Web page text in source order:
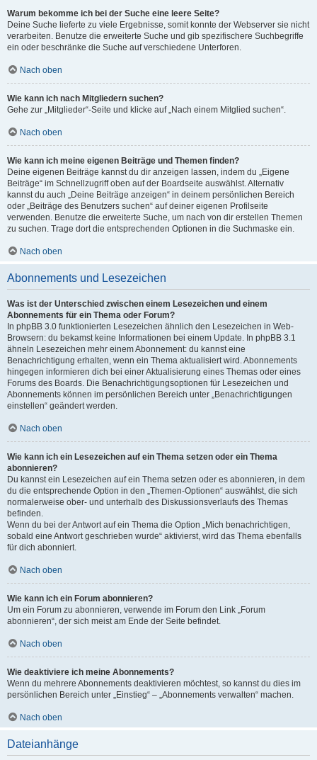
Warum bekomme ich bei der Suche eine leere Seite?
Deine Suche lieferte zu viele Ergebnisse, somit konnte der Webserver sie nicht
verarbeiten. Benutze die erweiterte Suche und gib spezifischere Suchbegriffe
ein oder beschränke die Suche auf verschiedene Unterforen.
Nach oben
Wie kann ich nach Mitgliedern suchen?
Gehe zur „Mitglieder“-Seite und klicke auf „Nach einem Mitglied suchen“.
Nach oben
Wie kann ich meine eigenen Beiträge und Themen finden?
Deine eigenen Beiträge kannst du dir anzeigen lassen, indem du „Eigene
Beiträge“ im Schnellzugriff oben auf der Boardseite auswählst. Alternativ
kannst du auch „Deine Beiträge anzeigen“ in deinem persönlichen Bereich
oder „Beiträge des Benutzers suchen“ auf deiner eigenen Profilseite
verwenden. Benutze die erweiterte Suche, um nach von dir erstellen Themen
zu suchen. Trage dort die entsprechenden Optionen in die Suchmaske ein.
Nach oben
Abonnements und Lesezeichen
Was ist der Unterschied zwischen einem Lesezeichen und einem
Abonnements für ein Thema oder Forum?
In phpBB 3.0 funktionierten Lesezeichen ähnlich den Lesezeichen in Web-
Browsern: du bekamst keine Informationen bei einem Update. In phpBB 3.1
ähneln Lesezeichen mehr einem Abonnement: du kannst eine
Benachrichtigung erhalten, wenn ein Thema aktualisiert wird. Abonnements
hingegen informieren dich bei einer Aktualisierung eines Themas oder eines
Forums des Boards. Die Benachrichtigungsoptionen für Lesezeichen und
Abonnements können im persönlichen Bereich unter „Benachrichtigungen
einstellen“ geändert werden.
Nach oben
Wie kann ich ein Lesezeichen auf ein Thema setzen oder ein Thema
abonnieren?
Du kannst ein Lesezeichen auf ein Thema setzen oder es abonnieren, in dem
du die entsprechende Option in den „Themen-Optionen“ auswählst, die sich
normalerweise ober- und unterhalb des Diskussionsverlaufs des Themas
befinden.
Wenn du bei der Antwort auf ein Thema die Option „Mich benachrichtigen,
sobald eine Antwort geschrieben wurde“ aktivierst, wird das Thema ebenfalls
für dich abonniert.
Nach oben
Wie kann ich ein Forum abonnieren?
Um ein Forum zu abonnieren, verwende im Forum den Link „Forum
abonnieren“, der sich meist am Ende der Seite befindet.
Nach oben
Wie deaktiviere ich meine Abonnements?
Wenn du mehrere Abonnements deaktivieren möchtest, so kannst du dies im
persönlichen Bereich unter „Einstieg“ – „Abonnements verwalten“ machen.
Nach oben
Dateianhänge